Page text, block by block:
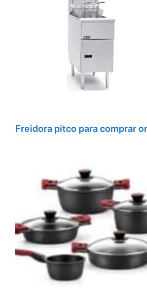
Freidora pitco para comprar